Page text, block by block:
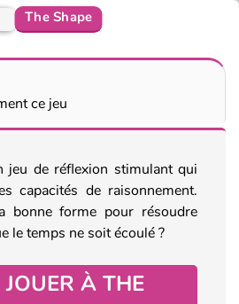
The Shape
ce jeu
jeu de réflexion stimulant qui
capacités de raisonnement.
bonne forme pour résoudre
le temps ne soit écoulé ?
À THE